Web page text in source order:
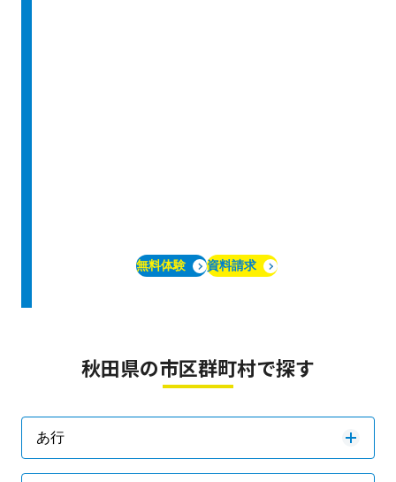
無料体験 資料請求
秋田県の市区群町村で探す
あ行